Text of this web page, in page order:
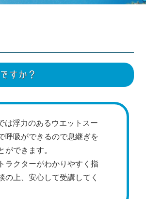
すか？
は浮力のあるウエットスー
呼吸ができるので息継ぎを
ができます。
ラクターがわかりやすく指
の上、安心して受講してく